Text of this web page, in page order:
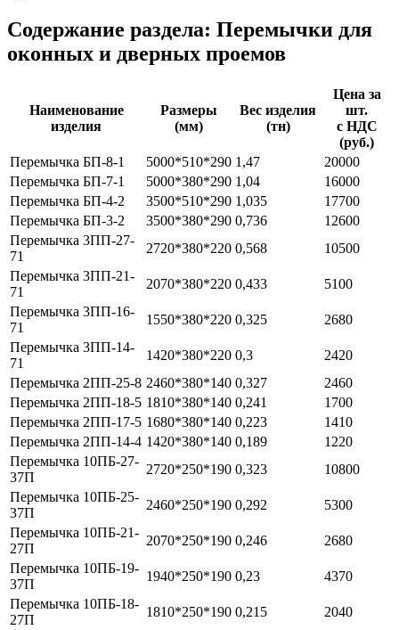
Содержание раздела: Перемычки для
оконных и дверных проемов
Наименование
изделия
Размеры
(мм)
Вес изделия
(тн)
Цена за
шт.
с НДС
(руб.)
Перемычка БП-8-1
5000*510*290 1,47
20000
Перемычка БП-7-1
5000*380*290 1,04
16000
Перемычка БП-4-2
3500*510*290 1,035
17700
Перемычка БП-3-2
3500*380*290 0,736
12600
Перемычка 3ПП-27-
71
2720*380*220 0,568
10500
Перемычка 3ПП-21-
71
2070*380*220 0,433
5100
Перемычка 3ПП-16-
71
1550*380*220 0,325
2680
Перемычка 3ПП-14-
71
1420*380*220 0,3
2420
Перемычка 2ПП-25-8 2460*380*140 0,327
2460
Перемычка 2ПП-18-5 1810*380*140 0,241
1700
Перемычка 2ПП-17-5 1680*380*140 0,223
1410
Перемычка 2ПП-14-4 1420*380*140 0,189
1220
Перемычка 10ПБ-27-
37П
2720*250*190 0,323
10800
Перемычка 10ПБ-25-
37П
2460*250*190 0,292
5300
Перемычка 10ПБ-21-
27П
2070*250*190 0,246
2680
Перемычка 10ПБ-19-
37П
1940*250*190 0,23
4370
Перемычка 10ПБ-18-
27П
1810*250*190 0,215
2040